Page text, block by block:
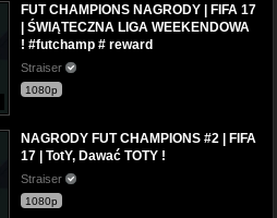
FUT CHAMPIONS NAGRODY | FIFA 17
| ŚWIĄTECZNA LIGA WEEKENDOWA
! #futchamp # reward
Straiser
1080p
NAGRODY FUT CHAMPIONS #2 | FIFA
17 | TotY, Dawać TOTY !
Straiser
1080p